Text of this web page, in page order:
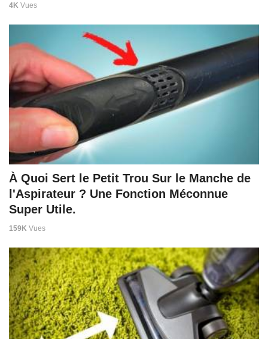
4K Vues
À Quoi Sert le Petit Trou Sur le Manche de
l'Aspirateur ? Une Fonction Méconnue
Super Utile.
159K Vues